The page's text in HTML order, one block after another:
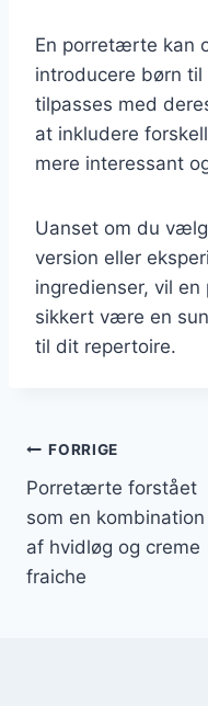
En porretærte kan
introducere børn
tilpasses med
at inkludere
mere interessant
Uanset om du
version eller
ingredienser, vil
sikkert være en
til dit repertoire.
FORRIGE
Porretærte forstået
som en kombination
af hvidløg og creme
fraiche